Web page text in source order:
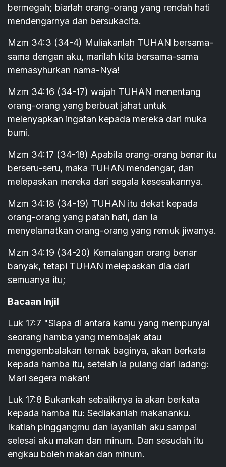
bermegah; biarlah orang-orang yang rendah hati
mendengarnya dan bersukacita.
Mzm 34:3 (34-4) Muliakanlah TUHAN bersama-
sama dengan aku, marilah kita bersama-sama
memasyhurkan nama-Nya!
Mzm 34:16 (34-17) wajah TUHAN menentang
orang-orang yang berbuat jahat untuk
melenyapkan ingatan kepada mereka dari muka
bumi.
Mzm 34:17 (34-18) Apabila orang-orang benar itu
berseru-seru, maka TUHAN mendengar, dan
melepaskan mereka dari segala kesesakannya.
Mzm 34:18 (34-19) TUHAN itu dekat kepada
orang-orang yang patah hati, dan Ia
menyelamatkan orang-orang yang remuk jiwanya.
Mzm 34:19 (34-20) Kemalangan orang benar
banyak, tetapi TUHAN melepaskan dia dari
semuanya itu;
Bacaan Injil
Luk 17:7 "Siapa di antara kamu yang mempunyai
seorang hamba yang membajak atau
menggembalakan ternak baginya, akan berkata
kepada hamba itu, setelah ia pulang dari ladang:
Mari segera makan!
Luk 17:8 Bukankah sebaliknya ia akan berkata
kepada hamba itu: Sediakanlah makananku.
Ikatlah pinggangmu dan layanilah aku sampai
selesai aku makan dan minum. Dan sesudah itu
engkau boleh makan dan minum.